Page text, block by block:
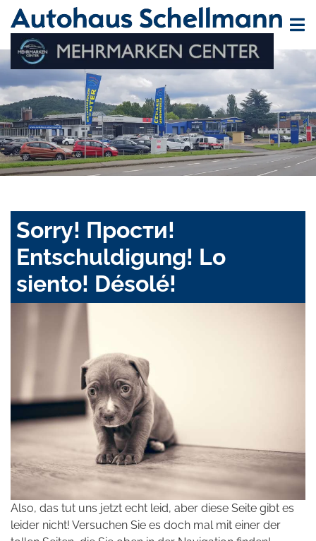
Sorry! Прости!
Entschuldigung! Lo
siento! Désolé!
Also, das tut uns jetzt echt leid, aber diese Seite gibt es
leider nicht! Versuchen Sie es doch mal mit einer der